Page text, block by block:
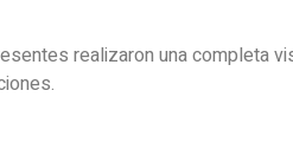
realizaron una completa